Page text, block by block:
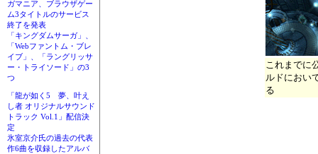
ガマニア、ブラウザゲー
ム3タイトルのサービス
終了を発表
「キングダムサーガ」、
「Webファントム・ブレ
イブ」、「ラングリッサ
ー・トライソード」の3
つ
「龍が如く5 夢、叶え
し者 オリジナルサウンド
トラック Vol.1」配信決
定
氷室京介氏の過去の代表
作6曲を収録したアルバ
これまでに
ルドにおい
る